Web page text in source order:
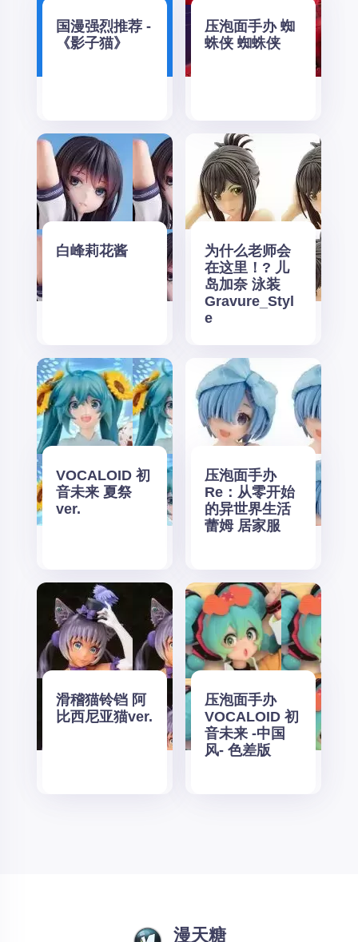
国漫强烈推荐 -
《影子猫》
压泡面手办 蜘
蛛侠 蜘蛛侠
白峰莉花酱
为什么老师会
在这里！? 儿
岛加奈 泳装
Gravure_Styl
e
VOCALOID 初
音未来 夏祭
ver.
压泡面手办
Re：从零开始
的异世界生活
蕾姆 居家服
滑稽猫铃铛 阿
比西尼亚猫ver.
压泡面手办
VOCALOID 初
音未来 -中国
风- 色差版
漫天糖